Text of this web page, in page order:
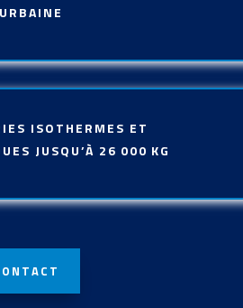
ISOTHERMES ET
JUSQU’À 26 000 KG